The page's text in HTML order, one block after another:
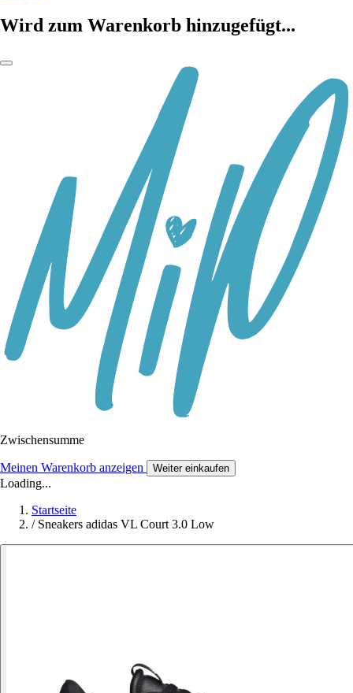
Wird zum Warenkorb hinzugefügt...
Zwischensumme
Meinen Warenkorb anzeigen Weiter einkaufen
Loading...
Startseite
/ Sneakers adidas VL Court 3.0 Low